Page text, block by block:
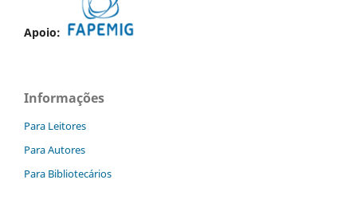
Apoio:
Informações
Para Leitores
Para Autores
Para Bibliotecários